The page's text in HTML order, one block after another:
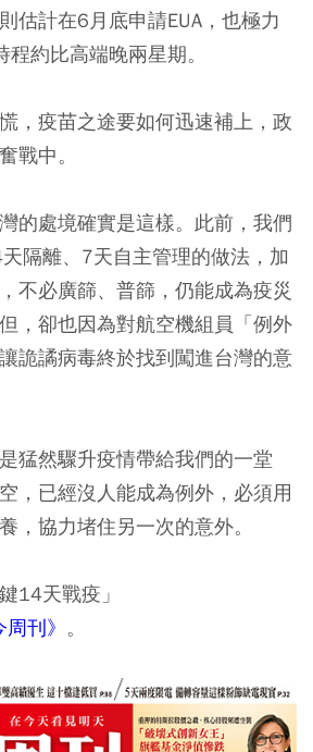
估計在6月底申請EUA，也極力
約比高端晚兩星期。
，疫苗之途要如何迅速補上，政
戰中。
的處境確實是這樣。此前，我們
隔離、7天自主管理的做法，加
不必廣篩、普篩，仍能成為疫災
，卻也因為對航空機組員「例外
詭譎病毒終於找到闖進台灣的意
猛然驟升疫情帶給我們的一堂
，已經沒人能成為例外，必須用
，協力堵住另一次的意外。
14天戰疫」
刊》 。